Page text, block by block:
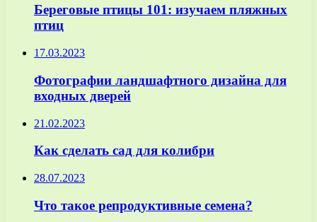
Береговые птицы 101: изучаем пляжных
птиц
17.03.2023
Фотографии ландшафтного дизайна для
входных дверей
21.02.2023
Как сделать сад для колибри
28.07.2023
Что такое репродуктивные семена?